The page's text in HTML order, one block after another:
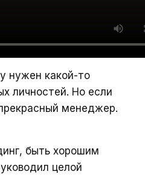
нужен какой-то
личностей. Но если
менеджер.
быть хорошим
целой